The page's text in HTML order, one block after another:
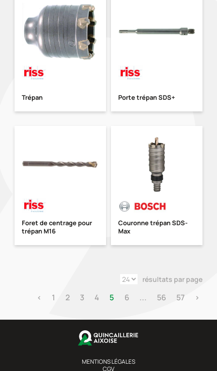
Trépan Porte trépan SDS+
Foret de centrage pour
trépan M16
Couronne trépan SDS-
Max
résultats par page
‹ 1 2 3 4 5 6 ... 56 57 ›
MENTIONS LÉGALES
CGV